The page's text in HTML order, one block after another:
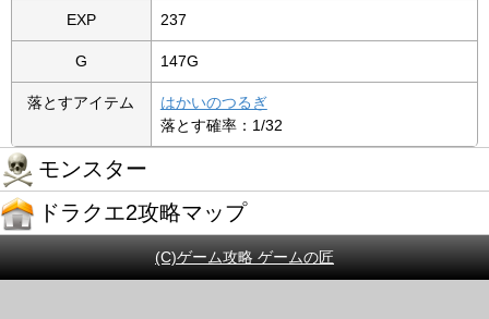
EXP 237
G 147G
落とすアイテム
はかいのつるぎ
落とす確率：1/32
モンスター
ドラクエ2攻略マップ
(C)ゲーム攻略 ゲームの匠